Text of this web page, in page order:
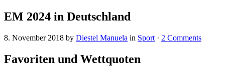
EM 2024 in Deutschland
8. November 2018 by Diestel Manuela in Sport · 2 Comments
Favoriten und Wettquoten